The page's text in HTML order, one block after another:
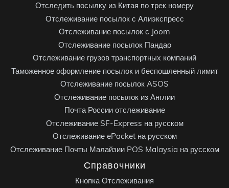
Отследить посылку из Китая по трек номеру
Отслеживание посылок с Алиэкспресс
Отслеживание посылок с Joom
Отслеживание посылок Пандао
Отслеживание грузов транспортных компаний
Таможенное оформление посылок и беспошленный лимит
Отслеживание посылок ASOS
Отслеживание посылок из Англии
Почта России отслеживание
Отслеживание SF-Express на русском
Отслеживание ePacket на русском
Отслеживание Почты Малайзии POS Malaysia на русском
Справочники
Кнопка Отслеживания